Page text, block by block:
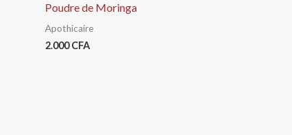
Poudre de Moringa
Apothicaire
2.000CFA